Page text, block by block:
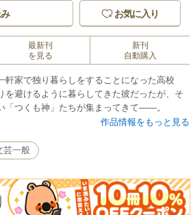
お気に入り
最新刊
を見る
新刊
自動購入
軒家で独り暮らしをすることになった高校
を避けるように暮らしてきた彼だったが、そ
「つくも神」たちが集まってきて――。
作品情報をもっと見る
芸一般